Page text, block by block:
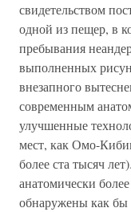
свидетельством
одной из пещер, в
пребывания
выполненных
внезапного
современным
улучшенные
мест, как Омо-
более ста тысяч
анатомически
обнаружены как бы